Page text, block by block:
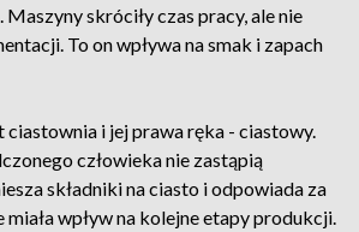
skróciły czas pracy, ale nie
To on wpływa na smak i zapach
ciastownia i jej prawa ręka - ciastowy.
człowieka nie zastąpią
składniki na ciasto i odpowiada za
wpływ na kolejne etapy produkcji.